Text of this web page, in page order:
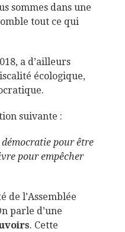
sommes dans une
tout ce qui
a d’ailleurs
écologique,
suivante :
pour être
pour empêcher
de l’Assemblée
parle d’une
. Cette